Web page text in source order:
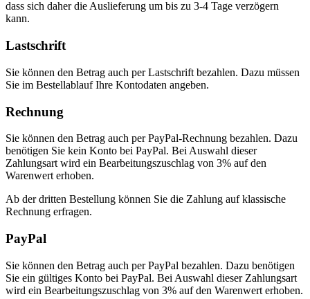
dass sich daher die Auslieferung um bis zu 3-4 Tage verzögern
kann.
Lastschrift
Sie können den Betrag auch per Lastschrift bezahlen. Dazu müssen
Sie im Bestellablauf Ihre Kontodaten angeben.
Rechnung
Sie können den Betrag auch per PayPal-Rechnung bezahlen. Dazu
benötigen Sie kein Konto bei PayPal. Bei Auswahl dieser
Zahlungsart wird ein Bearbeitungszuschlag von 3% auf den
Warenwert erhoben.
Ab der dritten Bestellung können Sie die Zahlung auf klassische
Rechnung erfragen.
PayPal
Sie können den Betrag auch per PayPal bezahlen. Dazu benötigen
Sie ein gültiges Konto bei PayPal. Bei Auswahl dieser Zahlungsart
wird ein Bearbeitungszuschlag von 3% auf den Warenwert erhoben.